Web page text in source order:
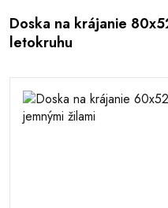
Doska na krájanie
letokruhu